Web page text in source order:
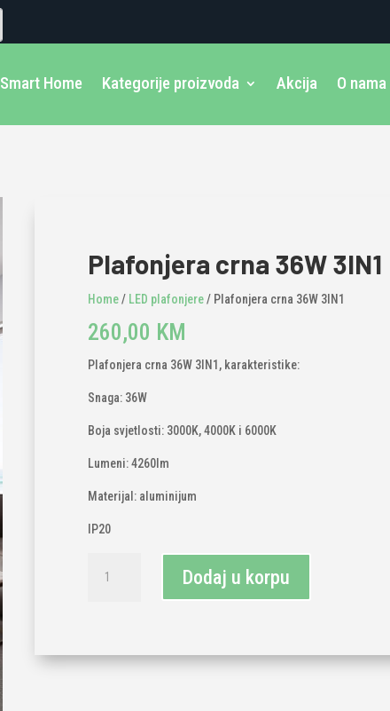
Smart Home Kategorije proizvoda Akcija O nama
Plafonjera crna 36W 3IN1
Home/ LED plafonjere/ Plafonjera crna 36W 3IN1
260,00 KM
Plafonjera crna 36W 3IN1, karakteristike:
Snaga: 36W
Boja svjetlosti: 3000K, 4000K i 6000K
Lumeni: 4260lm
Materijal: aluminijum
IP20
crna
Dodaj u korpu